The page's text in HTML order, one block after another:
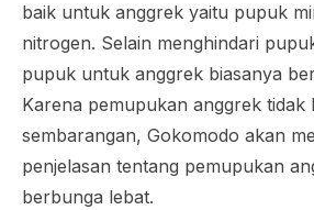
baik untuk anggrek yaitu pupuk
nitrogen. Selain menghindari
pupuk untuk anggrek biasanya
Karena pemupukan anggrek tidak
sembarangan, Gokomodo akan
penjelasan tentang pemupukan
berbunga lebat.